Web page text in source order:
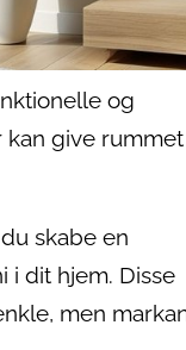
og
give rummet
skabe en
dit hjem. Disse
men